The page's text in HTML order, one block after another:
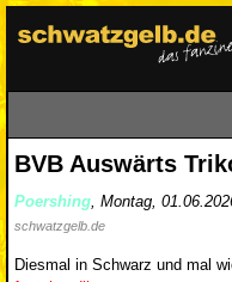
BVB Auswärts
Poershing, Montag,
schwatzgelb.de
Diesmal in Schwarz und mal